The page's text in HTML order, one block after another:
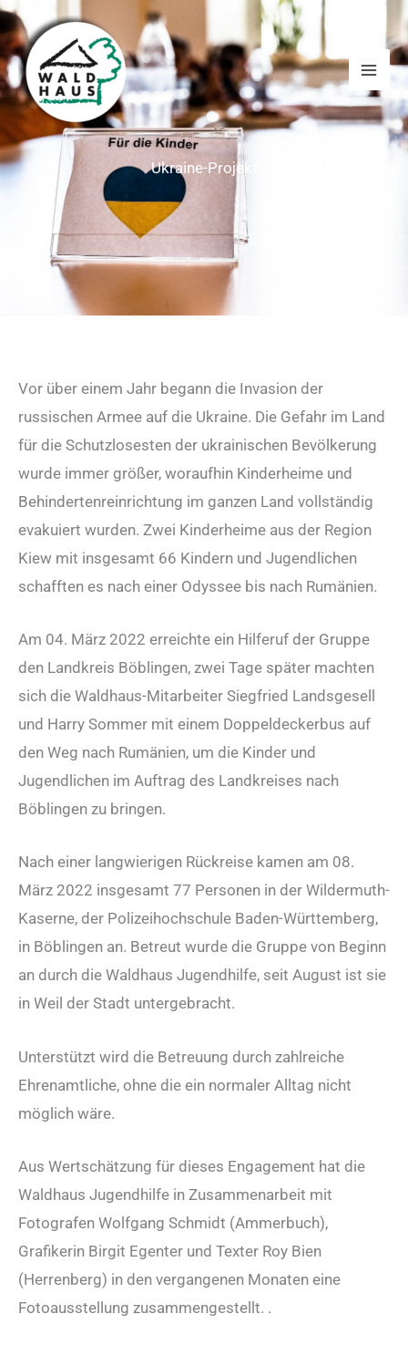
Zum
Inhalt
springen
Ukraine-Projekt
Vor über einem Jahr begann die Invasion der
russischen Armee auf die Ukraine. Die Gefahr im Land
für die Schutzlosesten der ukrainischen Bevölkerung
wurde immer größer, woraufhin Kinderheime und
Behindertenreinrichtung im ganzen Land vollständig
evakuiert wurden. Zwei Kinderheime aus der Region
Kiew mit insgesamt 66 Kindern und Jugendlichen
schafften es nach einer Odyssee bis nach Rumänien.
Am 04. März 2022 erreichte ein Hilferuf der Gruppe
den Landkreis Böblingen, zwei Tage später machten
sich die Waldhaus-Mitarbeiter Siegfried Landsgesell
und Harry Sommer mit einem Doppeldeckerbus auf
den Weg nach Rumänien, um die Kinder und
Jugendlichen im Auftrag des Landkreises nach
Böblingen zu bringen.
Nach einer langwierigen Rückreise kamen am 08.
März 2022 insgesamt 77 Personen in der Wildermuth-
Kaserne, der Polizeihochschule Baden-Württemberg,
in Böblingen an. Betreut wurde die Gruppe von Beginn
an durch die Waldhaus Jugendhilfe, seit August ist sie
in Weil der Stadt untergebracht.
Unterstützt wird die Betreuung durch zahlreiche
Ehrenamtliche, ohne die ein normaler Alltag nicht
möglich wäre.
Aus Wertschätzung für dieses Engagement hat die
Waldhaus Jugendhilfe in Zusammenarbeit mit
Fotografen Wolfgang Schmidt (Ammerbuch),
Grafikerin Birgit Egenter und Texter Roy Bien
(Herrenberg) in den vergangenen Monaten eine
Fotoausstellung zusammengestellt. .